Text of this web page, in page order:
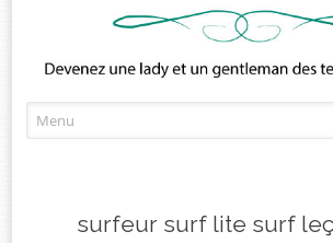
to
surfeur surf lite surf